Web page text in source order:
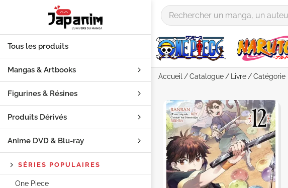
Tous les produits
Mangas & Artbooks
Figurines & Résines
Produits Dérivés
Anime DVD & Blu‑ray
SÉRIES POPULAIRES
One Piece
Accueil Catalogue Livre Catégorie